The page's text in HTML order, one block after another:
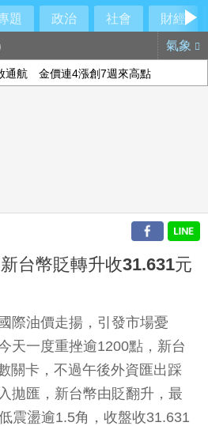
題 政治 社會
財經
氣象
通航 金價連4漲創7週來高點
台幣貶轉升收31.631元
際油價走揚，引發市場憂
天一度重挫逾1200點，新台
關卡，不過午後外資匯出踩
拋匯，新台幣由貶翻升，最
震盪逾1.5角，收盤收31.631